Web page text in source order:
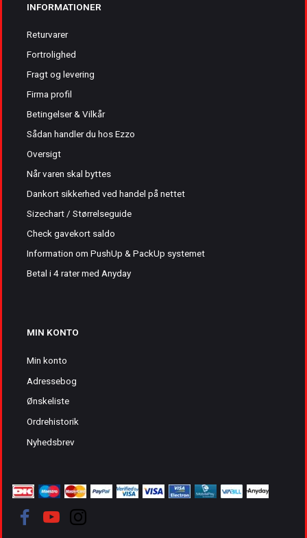
INFORMATIONER
Returvarer
Fortrolighed
Fragt og levering
Firma profil
Betingelser & Vilkår
Sådan handler du hos Ezzo
Oversigt
Når varen skal byttes
Dankort sikkerhed ved handel på nettet
Sizechart / Størrelseguide
Check gavekort saldo
Information om PushUp & PackUp systemet
Betal i 4 rater med Anyday
MIN KONTO
Min konto
Adressebog
Ønskeliste
Ordrehistorik
Nyhedsbrev